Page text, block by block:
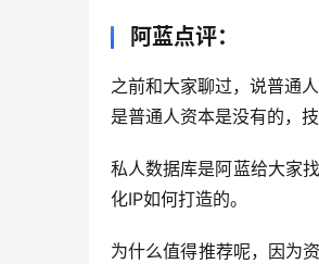
阿蓝点评：
之前和大家聊过，说普通
是普通人资本是没有的，
私人数据库是阿蓝给大家
化IP如何打造的。
为什么值得推荐呢，因为